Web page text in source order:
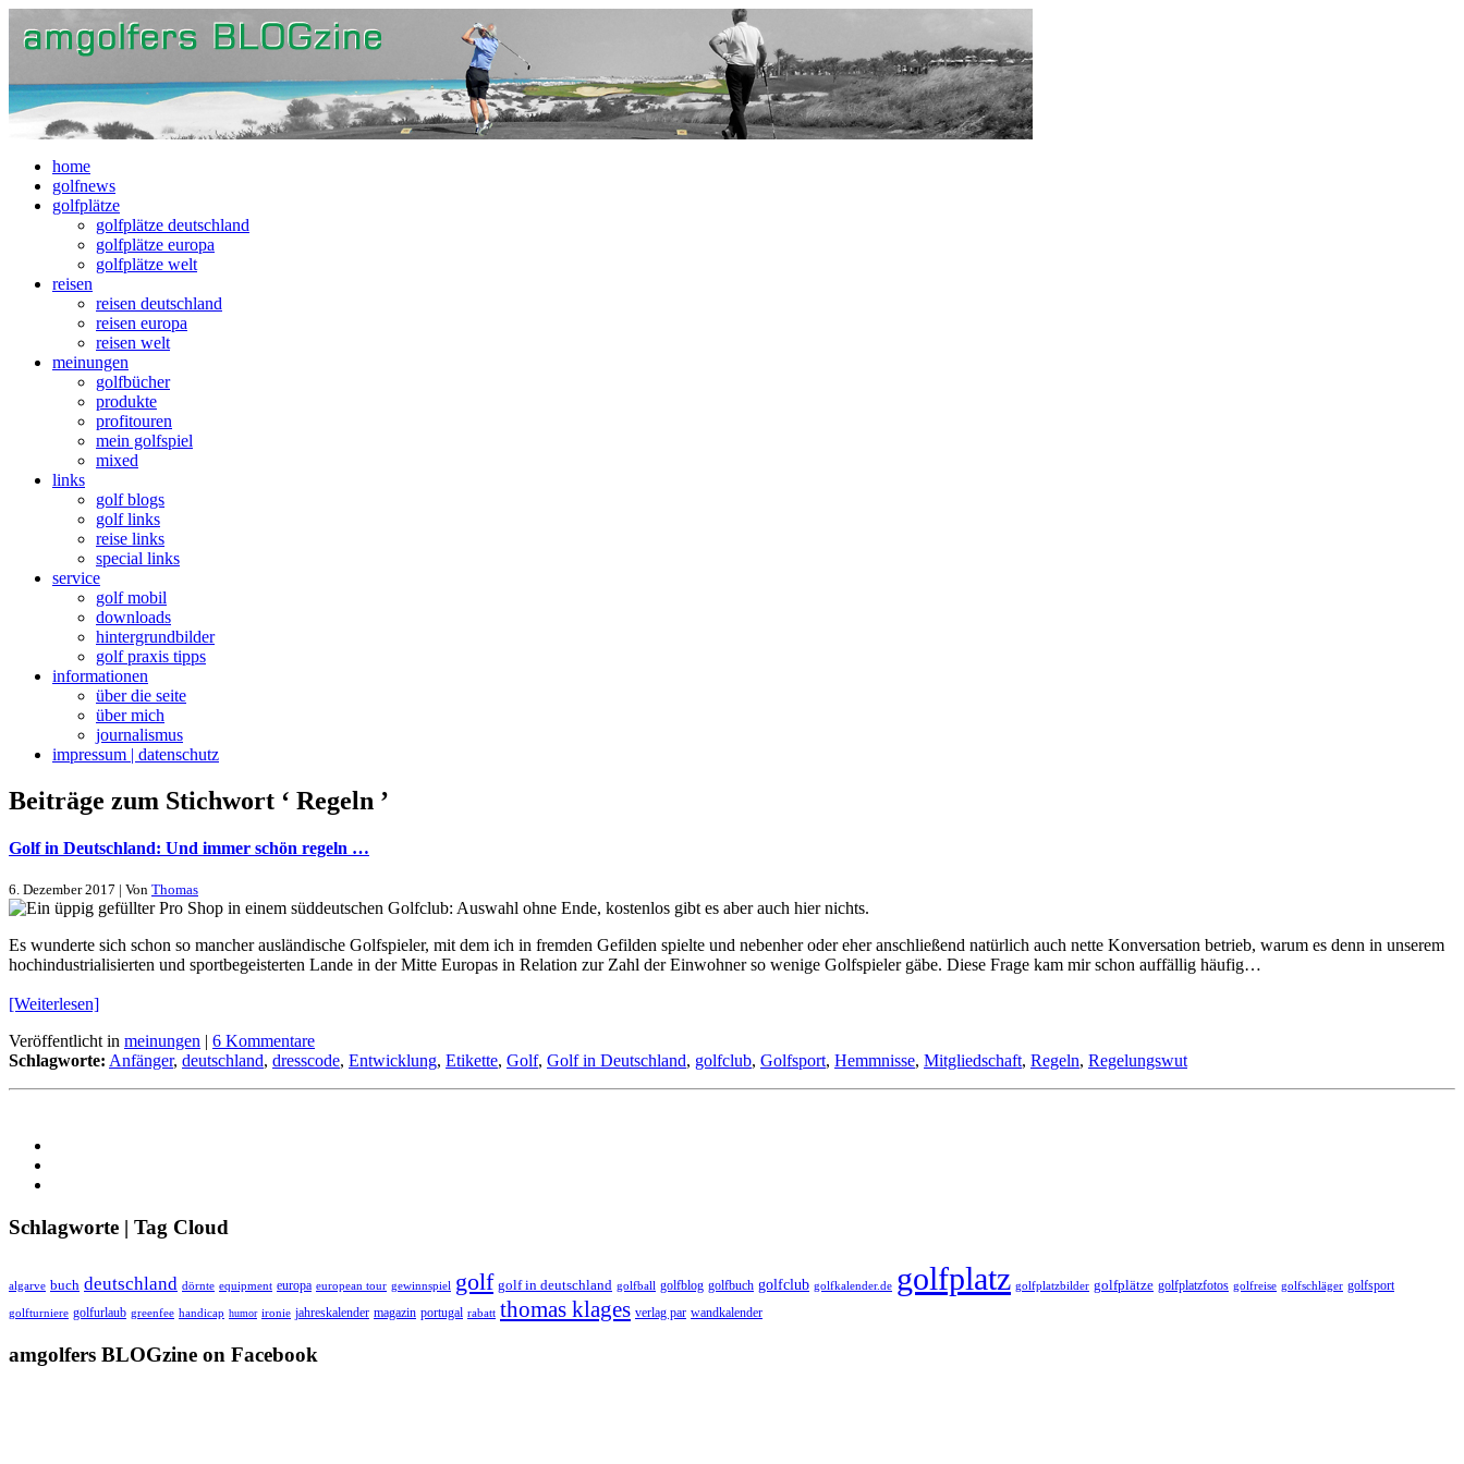
home
golfnews
golfplätze
golfplätze deutschland
golfplätze europa
golfplätze welt
reisen
reisen deutschland
reisen europa
reisen welt
meinungen
golfbücher
produkte
profitouren
mein golfspiel
mixed
links
golf blogs
golf links
reise links
special links
service
golf mobil
downloads
hintergrundbilder
golf praxis tipps
informationen
über die seite
über mich
journalismus
impressum | datenschutz
Beiträge zum Stichwort ‘ Regeln ’
Golf in Deutschland: Und immer schön regeln …
6. Dezember 2017 | Von Thomas
Es wunderte sich schon so mancher ausländische Golfspieler, mit dem ich in fremden Gefilden spielte und nebenher oder eher anschließend natürlich auch nette Konversation betrieb, warum es denn in unserem
hochindustrialisierten und sportbegeisterten Lande in der Mitte Europas in Relation zur Zahl der Einwohner so wenige Golfspieler gäbe. Diese Frage kam mir schon auffällig häufig…
[Weiterlesen]
Veröffentlicht in meinungen | 6 Kommentare
Schlagworte: Anfänger, deutschland, dresscode, Entwicklung, Etikette, Golf, Golf in Deutschland, golfclub, Golfsport, Hemmnisse, Mitgliedschaft, Regeln, Regelungswut
Schlagworte | Tag Cloud
algarve buch deutschland dörnte equipment europa european tour gewinnspiel golf golf in deutschland golfball golfblog golfbuch golfclub golfkalender.de golfplatz golfplatzbilder golfplätze golfplatzfotos golfreise golfschläger golfsport
golfturniere golfurlaub greenfee handicap humor ironie jahreskalender magazin portugal rabatt thomas klages verlag par wandkalender
amgolfers BLOGzine on Facebook